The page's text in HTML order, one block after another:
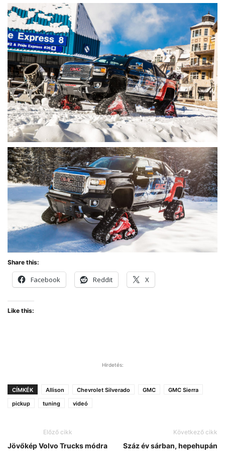
Share this:
Facebook Reddit X
Like this:
Hirdetés:
CÍMKÉK Allison Chevrolet Silverado GMC
GMC Sierra
pickup
tuning videó
Előző cikk
Jövőkép Volvo Trucks módra
Következő cikk
Száz év sárban, hepehupán